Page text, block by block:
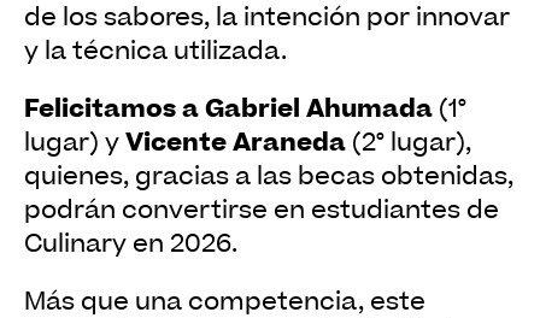
de los sabores, la intención por innovar
y la técnica utilizada.
Felicitamos a Gabriel Ahumada (1°
lugar) yVicente Araneda (2° lugar),
quienes, gracias a las becas obtenidas,
podrán convertirse en estudiantes de
Culinary en 2026.
Más que una competencia, este